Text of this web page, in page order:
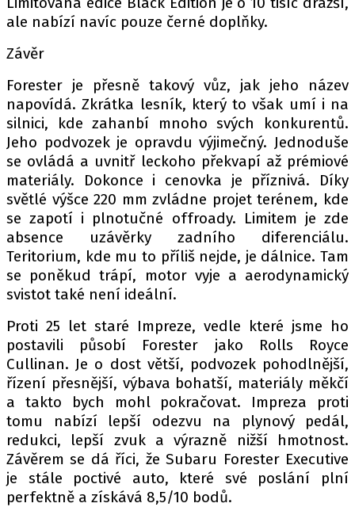
ale nabízí navíc pouze černé doplňky.
Závěr
Forester je přesně takový vůz, jak jeho název
napovídá. Zkrátka lesník, který to však umí i na
silnici, kde zahanbí mnoho svých konkurentů.
Jeho podvozek je opravdu výjimečný. Jednoduše
se ovládá a uvnitř leckoho překvapí až prémiové
materiály. Dokonce i cenovka je příznivá. Díky
světlé výšce 220 mm zvládne projet terénem, kde
se zapotí i plnotučné offroady. Limitem je zde
absence uzávěrky zadního diferenciálu.
Teritorium, kde mu to příliš nejde, je dálnice. Tam
se poněkud trápí, motor vyje a aerodynamický
svistot také není ideální.
Proti 25 let staré Impreze, vedle které jsme ho
postavili působí Forester jako Rolls Royce
Cullinan. Je o dost větší, podvozek pohodlnější,
řízení přesnější, výbava bohatší, materiály měkčí
a takto bych mohl pokračovat. Impreza proti
tomu nabízí lepší odezvu na plynový pedál,
redukci, lepší zvuk a výrazně nižší hmotnost.
Závěrem se dá říci, že Subaru Forester Executive
je stále poctivé auto, které své poslání plní
perfektně a získává 8,5/10 bodů.